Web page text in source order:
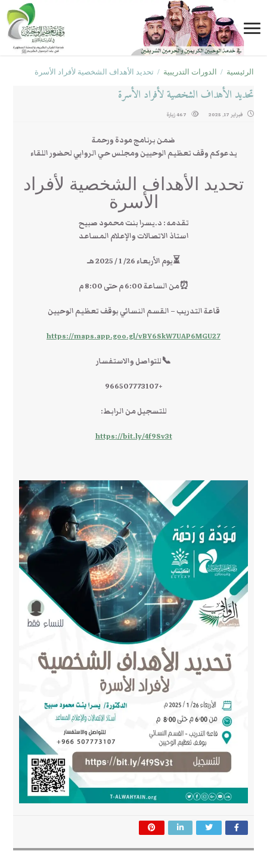
الرئيسية / الدورات التدريبية / تحديد الأهداف الشخصية لأفراد الأسرة
تحديد الأهداف الشخصية لأفراد الأسرة
فبراير 17, 2025 467 زيارة
ضمن برنامج مودة ورحمة
يدعوكم وقف تعظيم الوحيين ومجلس حي الروابي لحضور اللقاء
تحديد الأهداف الشخصية لأفراد
الأسرة
تقدمه : د.يسرا بنت محمود صبيح
استاذ الاتصالات والإعلام المساعد
⏳يوم الأربعاء 26/ 1 / 2025 هـ
⏰من الساعة 6:00 م حتى 8:00 م
قاعة التدريب – القسم النسائي بوقف تعظيم الوحيين
https://maps.app.goo.gl/vBY6SkW7UAP6MGU27
📞للتواصل والاستفسار
+966507773107
للتسجيل من الرابط:
https://bit.ly/4f9Sv3t